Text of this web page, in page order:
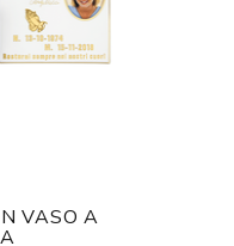
VASO A